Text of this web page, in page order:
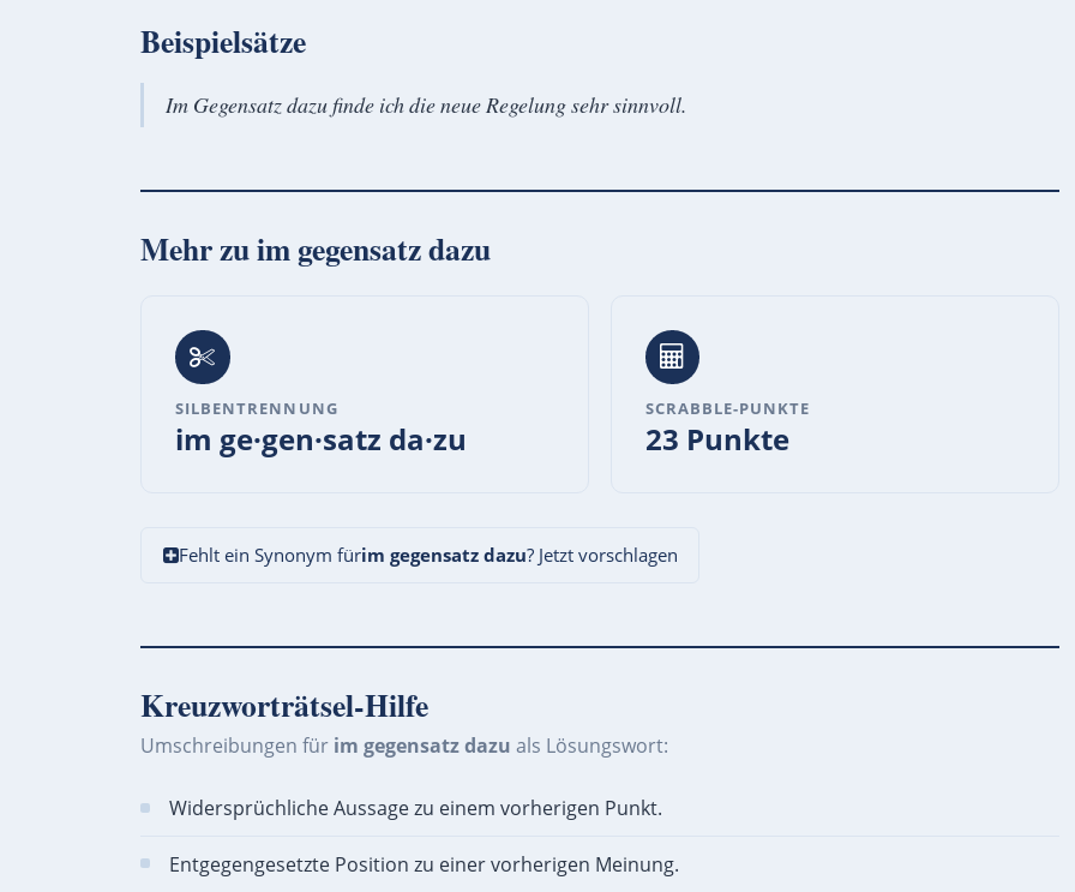
Beispielsätze
Im Gegensatz dazu finde ich die neue Regelung sehr sinnvoll.
Mehr zuim gegensatz dazu
SILBENTRENNUNG
im ge·gen·satz da·zu
SCRABBLE-PUNKTE
23 Punkte
Fehlt ein Synonym fürim gegensatz dazu? Jetzt vorschlagen
Kreuzworträtsel-Hilfe
Umschreibungen für im gegensatz dazu als Lösungswort:
Widersprüchliche Aussage zu einem vorherigen Punkt.
Entgegengesetzte Position zu einer vorherigen Meinung.